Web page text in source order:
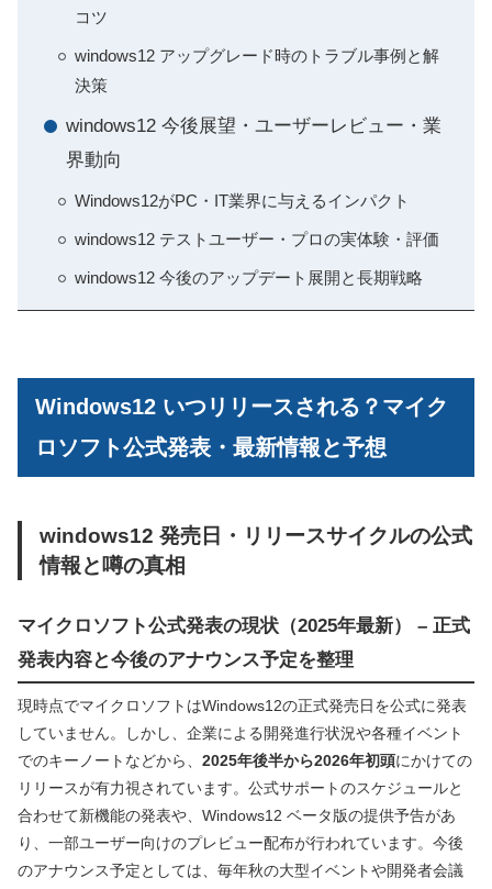
コツ
windows12 アップグレード時のトラブル事例と解
決策
windows12 今後展望・ユーザーレビュー・業
界動向
Windows12がPC・IT業界に与えるインパクト
windows12 テストユーザー・プロの実体験・評価
windows12 今後のアップデート展開と長期戦略
Windows12 いつリリースされる？マイク
ロソフト公式発表・最新情報と予想
windows12 発売日・リリースサイクルの公式
情報と噂の真相
マイクロソフト公式発表の現状（2025年最新） – 正式
発表内容と今後のアナウンス予定を整理
現時点でマイクロソフトはWindows12の正式発売日を公式に発表
していません。しかし、企業による開発進行状況や各種イベント
でのキーノートなどから、 2025年後半から2026年初頭にかけての
リリースが有力視されています。公式サポートのスケジュールと
合わせて新機能の発表や、Windows12 ベータ版の提供予告があ
り、一部ユーザー向けのプレビュー配布が行われています。今後
のアナウンス予定としては、毎年秋の大型イベントや開発者会議